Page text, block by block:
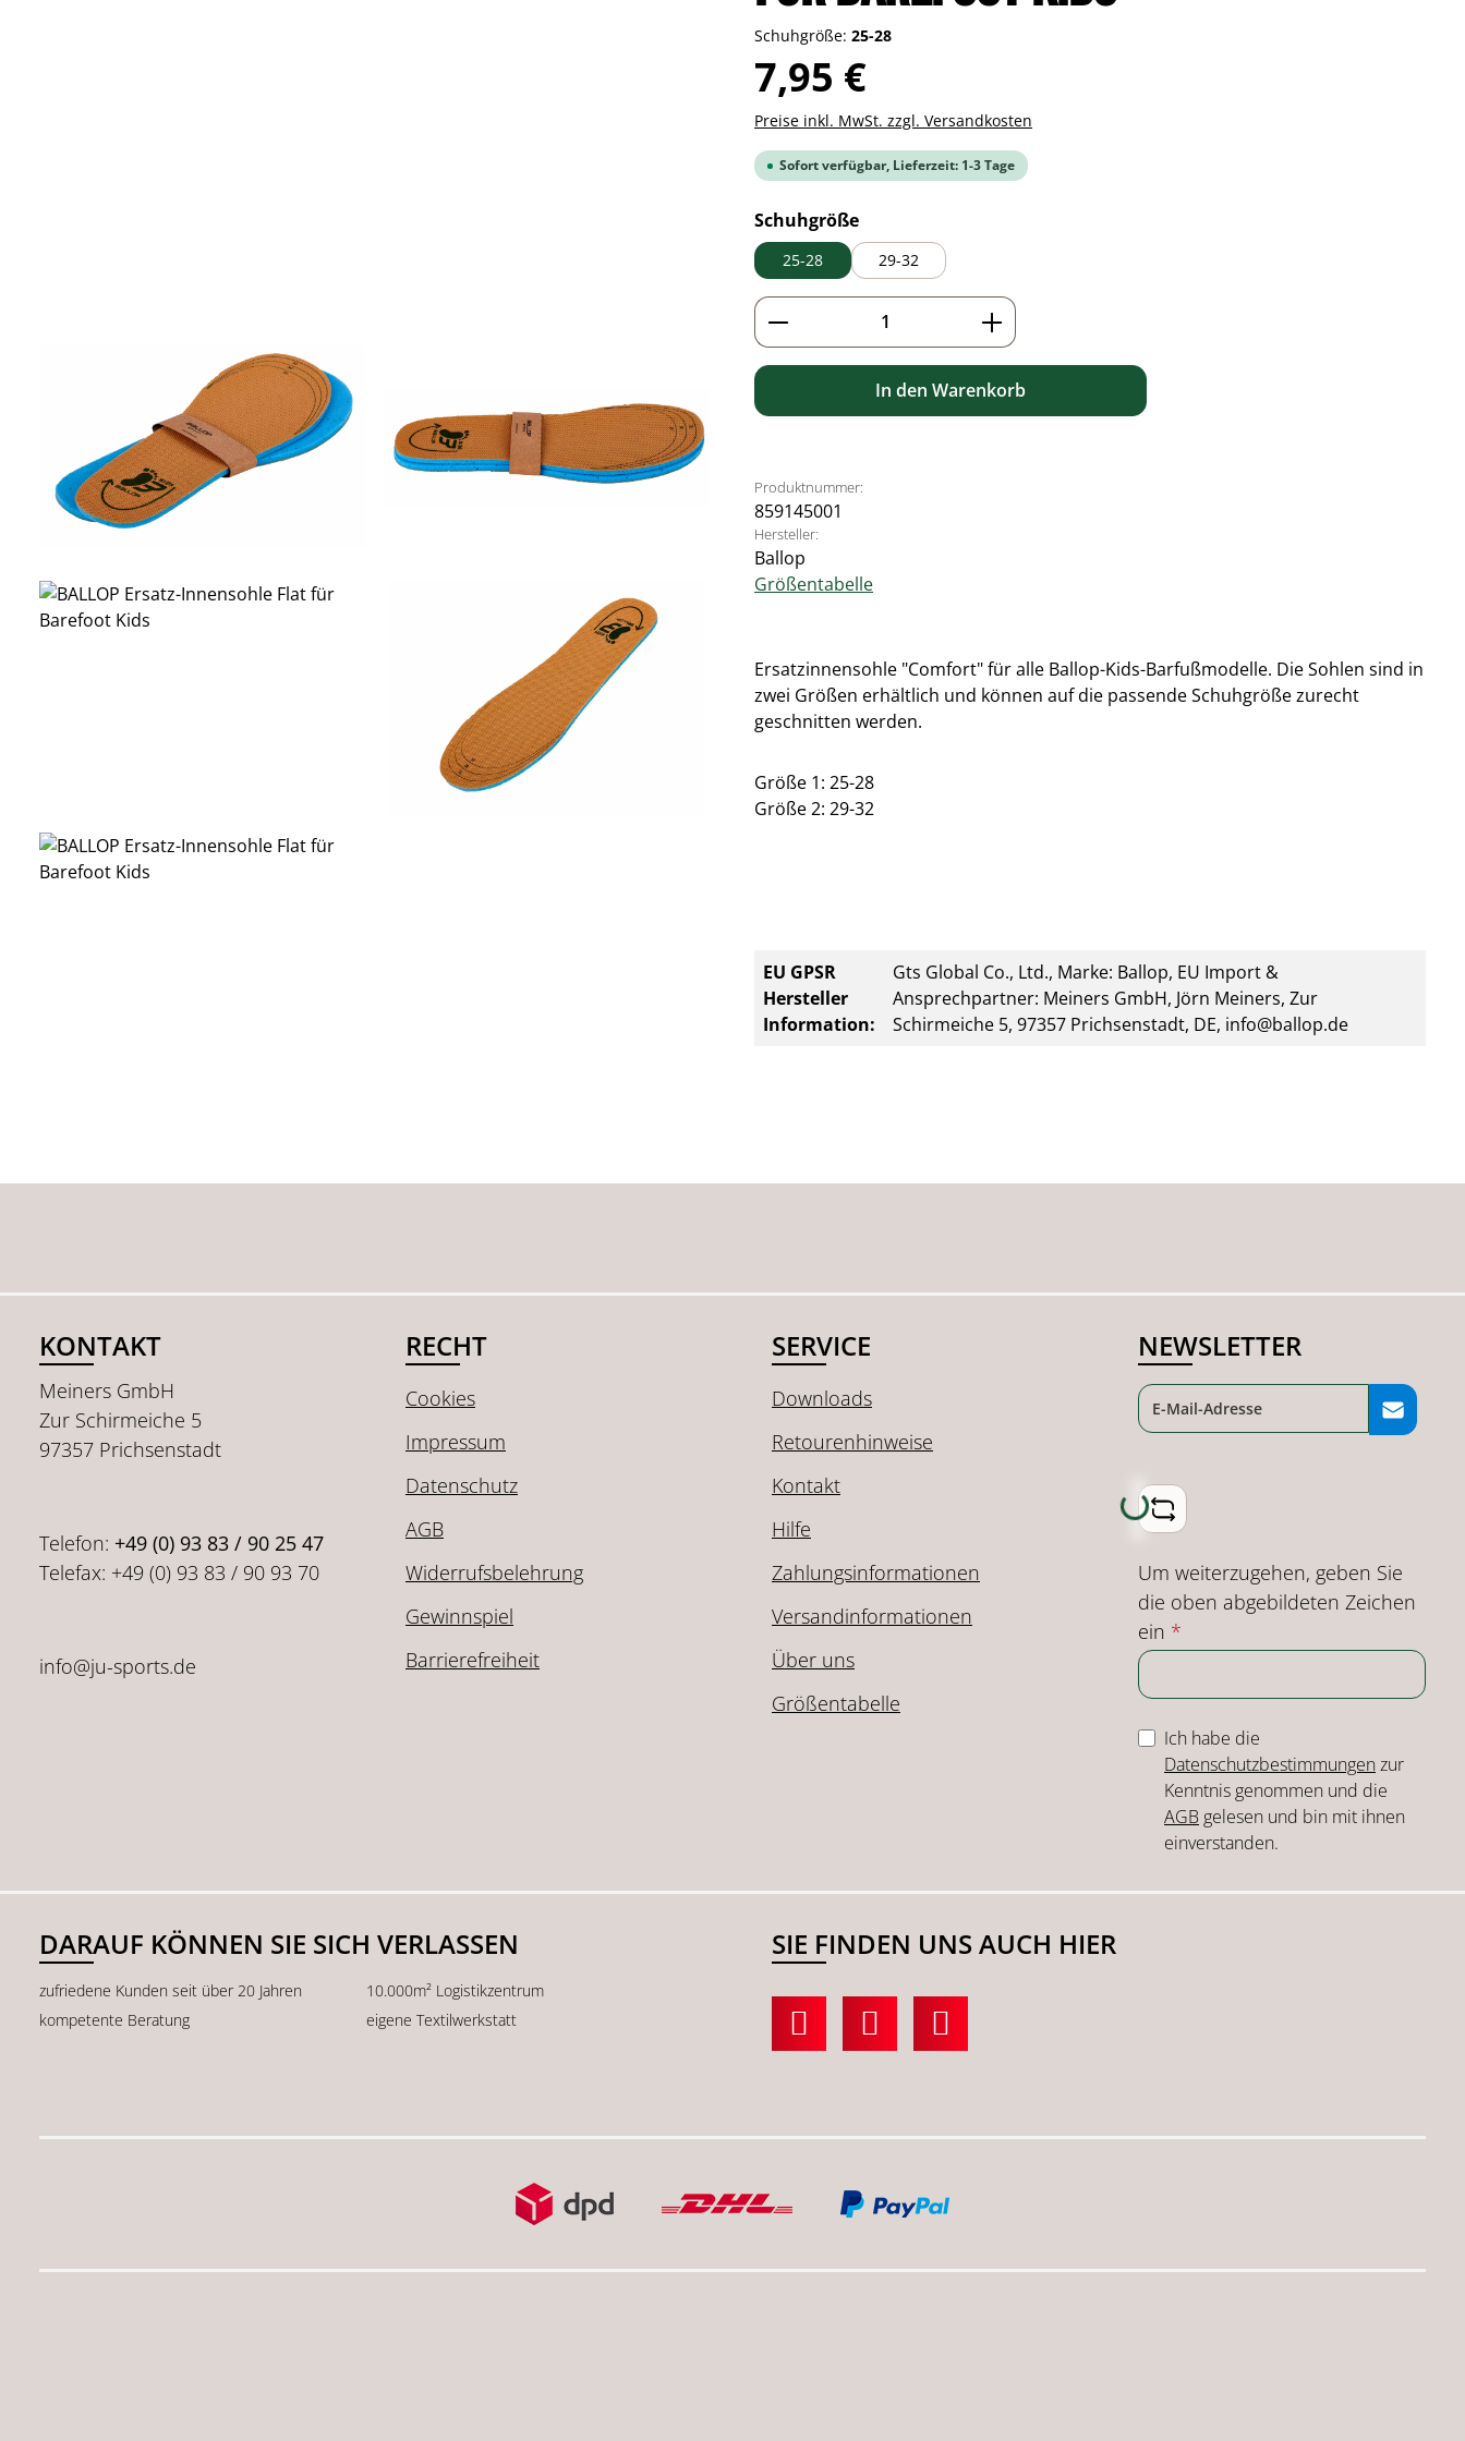
Schuhgröße: 25-28
Regulärer Preis:
7,95 €
Preise inkl. MwSt. zzgl. Versandkosten
Sofort verfügbar, Lieferzeit: 1-3 Tage
Schuhgrößeauswählen
25-28 29-32
Produkt Anzahl: Gib den gewünschten Wert ein oder
In den Warenkorb
Produktnummer:
859145001
Hersteller:
Ballop
Größentabelle
Ersatzinnensohle "Comfort" für alle Ballop-Kids-Barfußmodelle. Die Sohlen sind in
zwei Größen erhältlich und können auf die passende Schuhgröße zurecht
geschnitten werden.
Größe 1: 25-28
Größe 2: 29-32
EU GPSR
Hersteller
Information:
Gts Global Co., Ltd., Marke: Ballop, EU Import &
Ansprechpartner: Meiners GmbH, Jörn Meiners, Zur
Schirmeiche 5, 97357 Prichsenstadt, DE, info@ballop.de
KONTAKT
Meiners GmbH
Zur Schirmeiche 5
97357 Prichsenstadt
Telefon: +49 (0) 93 83 / 90 25 47
Telefax: +49 (0) 93 83 / 90 93 70
info@ju-sports.de
RECHT
Cookies
Impressum
Datenschutz
AGB
Widerrufsbelehrung
Gewinnspiel
Barrierefreiheit
SERVICE
Downloads
Retourenhinweise
Kontakt
Hilfe
Zahlungsinformationen
Versandinformationen
Über uns
Größentabelle
NEWSLETTER
Loading...
Um weiterzugehen, geben Sie
die oben abgebildeten Zeichen
ein *
Ich habe die
Datenschutzbestimmungenzur
Kenntnis genommen und die
AGB gelesen und bin mit ihnen
einverstanden.
DARAUF KÖNNEN SIE SICH VERLASSEN
zufriedene Kunden seit über 20 Jahren
10.000m² Logistikzentrum
kompetente Beratung
eigene Textilwerkstatt
SIE FINDEN UNS AUCH HIER